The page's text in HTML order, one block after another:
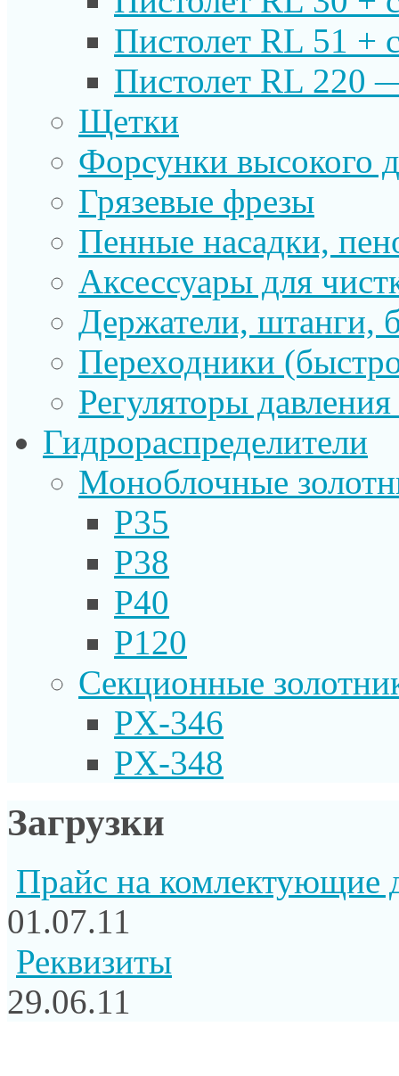
Пистолет RL 51 +
Пистолет RL 220
Щетки
Форсунки высокого
Грязевые фрезы
Пенные насадки,
Аксессуары для
Держатели, штанги,
Переходники
Регуляторы
Гидрораспределители
Моноблочные
P35
P38
P40
P120
Секционные
PX-346
PX-348
Загрузки
Прайс на комлектующие
01.07.11
Реквизиты
29.06.11